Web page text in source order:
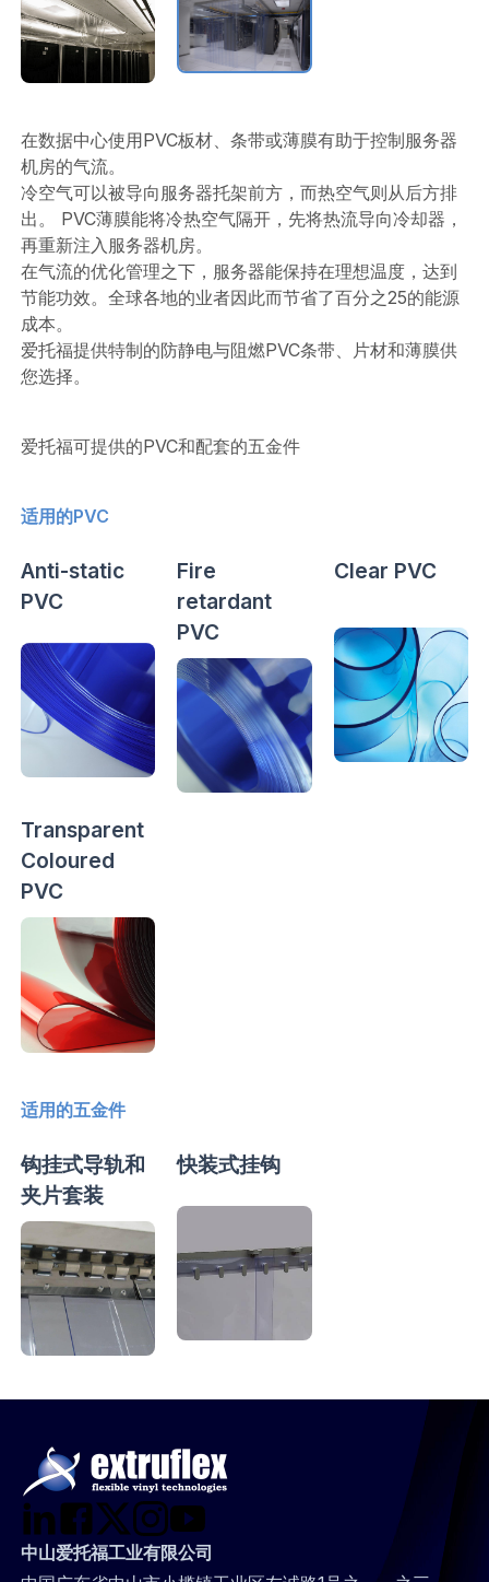
在数据中心使用PVC板材、条带或薄膜有助于控制服务器
机房的气流。
冷空气可以被导向服务器托架前方，而热空气则从后方排
出。 PVC薄膜能将冷热空气隔开，先将热流导向冷却器，
再重新注入服务器机房。
在气流的优化管理之下，服务器能保持在理想温度，达到
节能功效。全球各地的业者因此而节省了百分之25的能源
成本。
爱托福提供特制的防静电与阻燃PVC条带、片材和薄膜供
您选择。
爱托福可提供的PVC和配套的五金件
适用的PVC
Anti-static
PVC
Fire
retardant
PVC
Clear PVC
Transparent
Coloured
PVC
适用的五金件
钩挂式导轨和
夹片套装
快装式挂钩
中山爱托福工业有限公司